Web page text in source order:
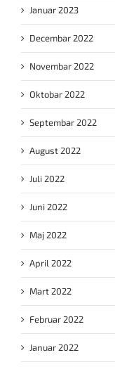
Januar 2023
Decembar 2022
Novembar 2022
Oktobar 2022
Septembar 2022
August 2022
Juli 2022
Juni 2022
Maj 2022
April 2022
Mart 2022
Februar 2022
Januar 2022